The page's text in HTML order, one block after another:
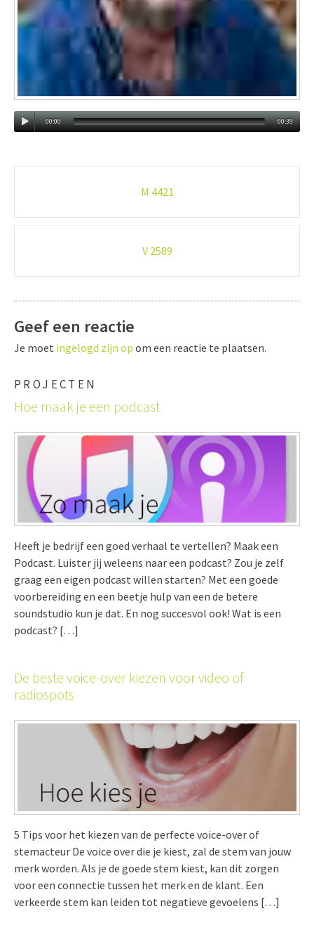
00:00 00:39
M 4421
V 2589
Geef een reactie
Je moet ingelogd zijn op om een reactie te plaatsen.
PROJECTEN
Hoe maak je een podcast
Heeft je bedrijf een goed verhaal te vertellen? Maak een
Podcast. Luister jij weleens naar een podcast? Zou je zelf
graag een eigen podcast willen starten? Met een goede
voorbereiding en een beetje hulp van een de betere
soundstudio kun je dat. En nog succesvol ook! Wat is een
podcast? […]
De beste voice-over kiezen voor video of
radiospots
5 Tips voor het kiezen van de perfecte voice-over of
stemacteur De voice over die je kiest, zal de stem van jouw
merk worden. Als je de goede stem kiest, kan dit zorgen
voor een connectie tussen het merk en de klant. Een
verkeerde stem kan leiden tot negatieve gevoelens […]